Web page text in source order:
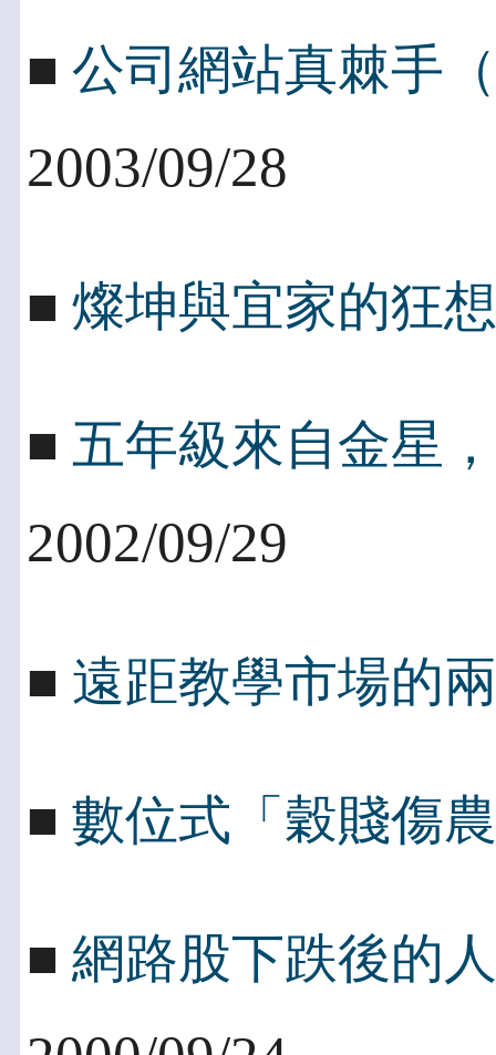
■ 公司網站真棘手
2003/09/28
■ 燦坤與宜家的狂想
■ 五年級來自金星
2002/09/29
■ 遠距教學市場的
■ 數位式「穀賤傷
■ 網路股下跌後的